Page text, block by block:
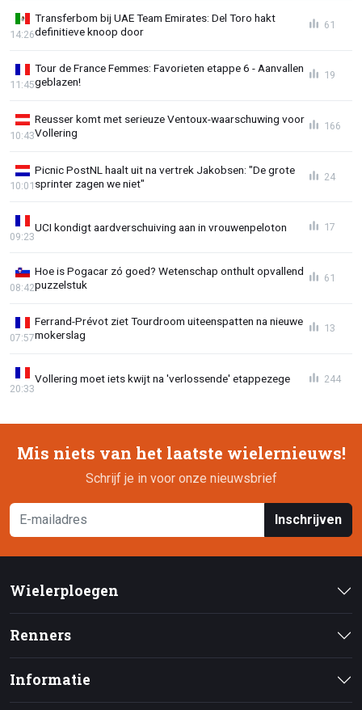
Transferbom bij UAE Team Emirates: Del Toro hakt
definitieve knoop door
14:26
61
Tour de France Femmes: Favorieten etappe 6 - Aanvallen
geblazen!
11:45
19
Reusser komt met serieuze Ventoux-waarschuwing voor
Vollering
10:43
166
Picnic PostNL haalt uit na vertrek Jakobsen: "De grote
sprinter zagen we niet"
10:01
24
UCI kondigt aardverschuiving aan in vrouwenpeloton
09:23
17
Hoe is Pogacar zó goed? Wetenschap onthult opvallend
puzzelstuk
08:42
61
Ferrand-Prévot ziet Tourdroom uiteenspatten na nieuwe
mokerslag
07:57
13
Vollering moet iets kwijt na 'verlossende' etappezege
20:33
244
Mis niets van het laatste wielernieuws!
Schrijf je in voor onze nieuwsbrief
Inschrijven
Wielerploegen
Renners
Informatie